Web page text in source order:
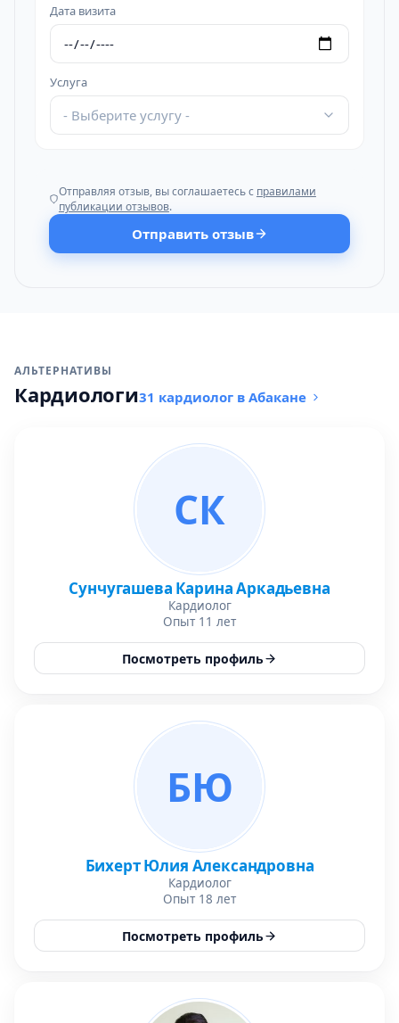
Дата визита
Услуга
- Выберите услугу -
Отправляя отзыв, вы соглашаетесь с правилами
публикации отзывов.
Отправить отзыв
АЛЬТЕРНАТИВЫ
Кардиологи31 кардиолог в Абакане
СК
Сунчугашева Карина Аркадьевна
Кардиолог
Опыт 11 лет
Посмотреть профиль
БЮ
Бихерт Юлия Александровна
Кардиолог
Опыт 18 лет
Посмотреть профиль